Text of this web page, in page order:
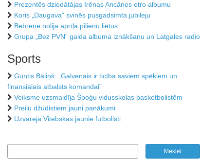
Prezentēs dziedātājas Irēnas Ancānes otro albumu
Koris „Daugava” svinēs pusgadsimta jubileju
Bebrenē nolija aprīļa pilienu lietus
Grupa „Bez PVN” gaida albuma iznākšanu un Latgales radio
Sports
Guntis Bāliņš: „Galvenais ir ticība saviem spēkiem un
finansiālais atbalsts komandai”
Veiksme uzsmaidīja Špoģu vidusskolas basketbolistēm
Preiļu džudistiem jauni panākumi
Uzvarēja Vitebskas jaunie futbolisti